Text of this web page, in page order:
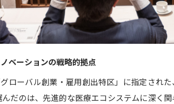
ベーションの戦略的拠点
ローバル創業・雇用創出特区」に指定され
だのは、先進的な医療エコシステムに深く